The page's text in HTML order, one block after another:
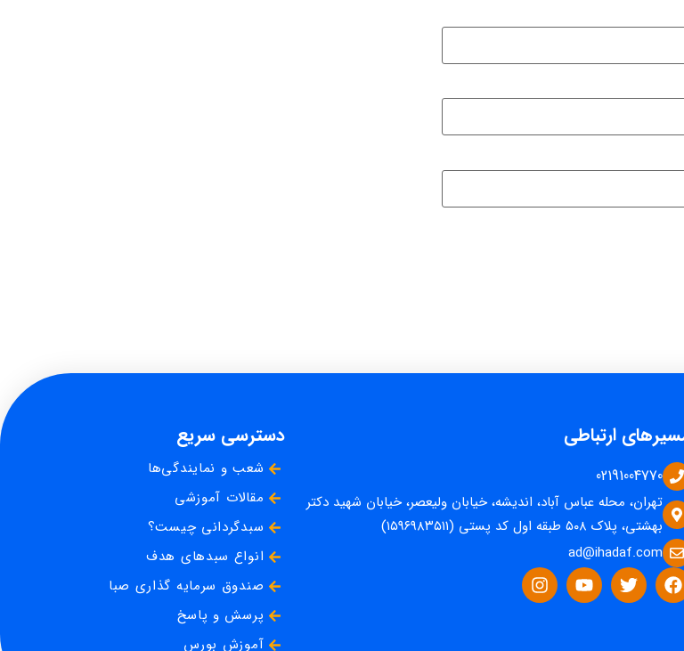
ارتباطی
02191004770
تهران، محله عباس آباد، اندیشه، خیابان ولیعصر، خیابان شهید دکتر
بهشتی، پلاک ۵۰۸ طبقه اول کد پستی (۱۵۹۶۹۸۳۵۱۱)
ad@ihadaf.com
دسترسی سریع
شعب و نمایندگی‌ها
مقالات آموزشی
سبدگردانی چیست؟
انواع سبدهای هدف
صندوق سرمایه گذاری صبا
پرسش و پاسخ
آموزش بورس